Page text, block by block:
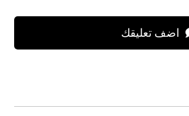
اضف تعليقك